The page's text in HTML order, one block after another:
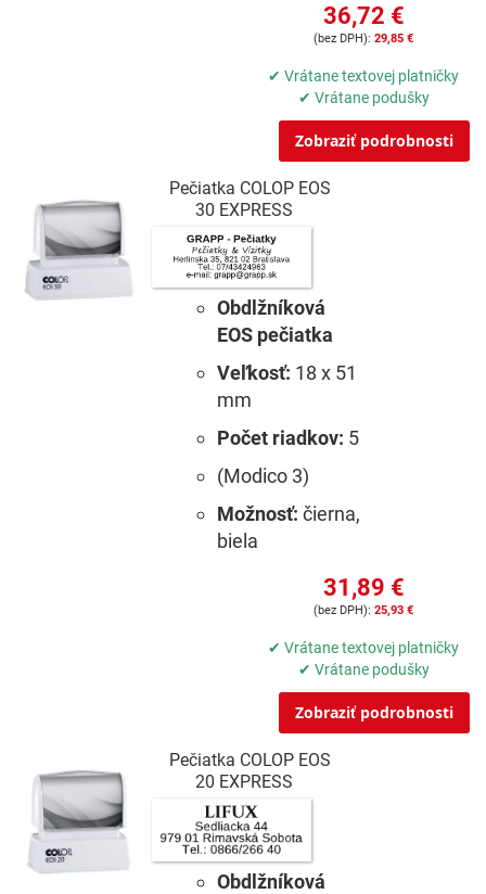
36,72 €
29,85 €
✔ Vrátane textovej platničky
✔ Vrátane podušky
Zobraziť podrobnosti
Pečiatka COLOP EOS
30 EXPRESS
Obdlžníková
EOS pečiatka
Veľkosť: 18 x 51
mm
Počet riadkov: 5
(Modico 3)
Možnosť: čierna,
biela
31,89 €
25,93 €
✔ Vrátane textovej platničky
✔ Vrátane podušky
Zobraziť podrobnosti
Pečiatka COLOP EOS
20 EXPRESS
Obdlžníková